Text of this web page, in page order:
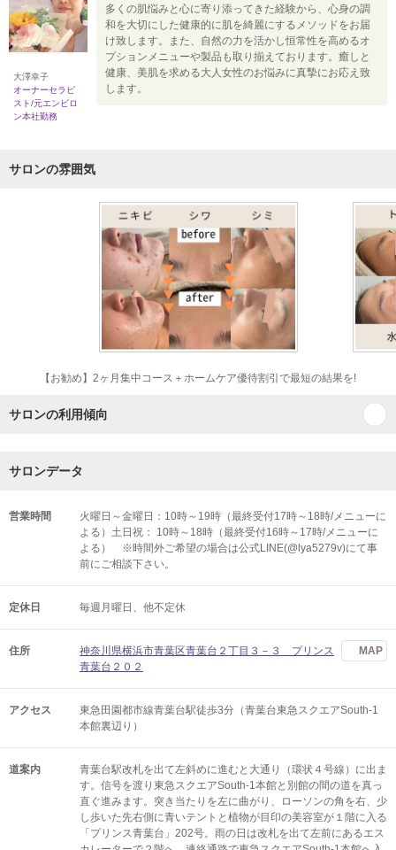
大澤幸子
オーナーセラピ
スト/元エンビロ
ン本社勤務
多くの肌悩みと心に寄り添ってきた経験から、心身の調
和を大切にした健康的に肌を綺麗にするメソッドをお届
け致します。また、自然の力を活かし恒常性を高めるオ
プションメニューや製品も取り揃えております。癒しと
健康、美肌を求める大人女性のお悩みに真摯にお応え致
します。
サロンの雰囲気
【お勧め】2ヶ月集中コース＋ホームケア優待割引で最短の結果を!
サロンの利用傾向
サロンデータ
営業時間
火曜日～金曜日：10時～19時（最終受付17時～18時/メニューに
よる）土日祝： 10時～18時（最終受付16時～17時/メニューに
よる） ※時間外ご希望の場合は公式LINE(@lya5279v)にて事
前にご相談下さい。
定休日 毎週月曜日、他不定休
住所
神奈川県横浜市青葉区青葉台２丁目３－３ プリンス
青葉台２０２
MAP
アクセス
東急田園都市線青葉台駅徒歩3分（青葉台東急スクエアSouth-1
本館裏辺り）
道案内
青葉台駅改札を出て左斜めに進むと大通り（環状４号線）に出ま
す。信号を渡り東急スクエアSouth-1本館と別館の間の道を真っ
直ぐ進みます。突き当たりを左に曲がり、ローソンの角を右、少
し歩いた先右側に青いテントと植物が目印の美容室が１階に入る
「プリンス青葉台」202号。雨の日は改札を出て左前にあるエス